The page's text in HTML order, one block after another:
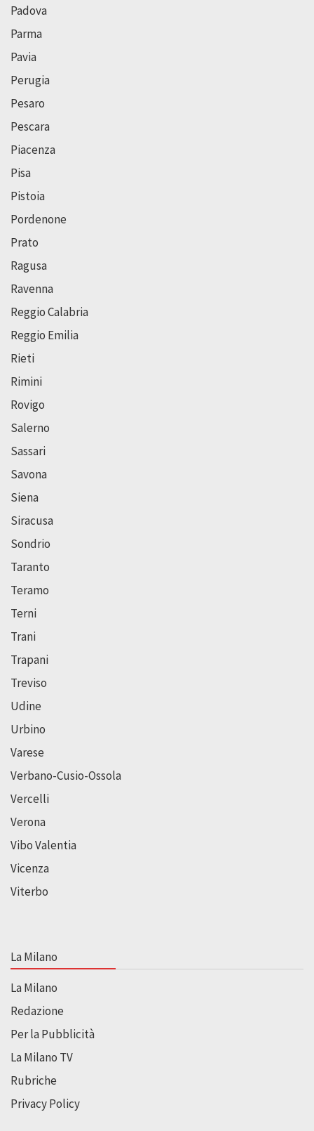
Padova
Parma
Pavia
Perugia
Pesaro
Pescara
Piacenza
Pisa
Pistoia
Pordenone
Prato
Ragusa
Ravenna
Reggio Calabria
Reggio Emilia
Rieti
Rimini
Rovigo
Salerno
Sassari
Savona
Siena
Siracusa
Sondrio
Taranto
Teramo
Terni
Trani
Trapani
Treviso
Udine
Urbino
Varese
Verbano-Cusio-Ossola
Vercelli
Verona
Vibo Valentia
Vicenza
Viterbo
La Milano
La Milano
Redazione
Per la Pubblicità
La Milano TV
Rubriche
Privacy Policy